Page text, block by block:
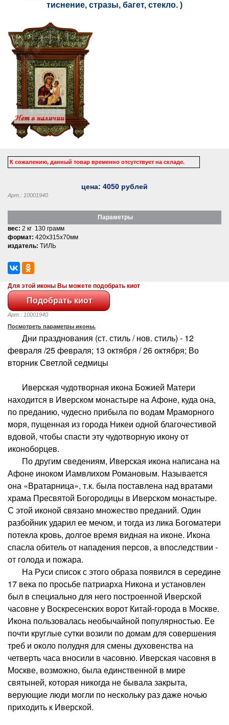
тиснение, стразы, багет, стекло. )
К сожалению, данный товар временно отсутствует на складе.
цена: 4050 рублей
Арт.: 10001940
Параметры
вес: 2 кг 130 грамм
формат: 420x315x70мм
издатель: ТИЛЬ
Для этой иконы Вы можете подобрать киот
Арт.: 10001940
Посмотреть параметры иконы.
Дни празднования (ст. стиль / нов. стиль) - 12
февраля /25 февраля; 13 октября / 26 октября; Во
вторник Светлой седмицы
Иверская чудотворная икона Божией Матери
находится в Иверском монастыре на Афоне, куда она,
по преданию, чудесно прибыла по водам Мраморного
моря, пущенная из города Никеи одной благочестивой
вдовой, чтобы спасти эту чудотворную икону от
иконоборцев.
По другим сведениям, Иверская икона написана на
Афоне иноком Иамвлихом Романовым. Называется
она «Вратарница», т.к. была поставлена над вратами
храма Пресвятой Богородицы в Иверском монастыре.
С этой иконой связано множество преданий. Один
разбойник ударил ее мечом, и тогда из лика Богоматери
потекла кровь, долгое время видная на иконе. Икона
спасла обитель от нападения персов, а впоследствии -
от голода и пожара.
На Руси список с этого образа появился в середине
17 века по просьбе патриарха Никона и установлен
был в специально для него построенной Иверской
часовне у Воскресенских ворот Китай-города в Москве.
Икона пользовалась необычайной популярностью. Ее
почти круглые сутки возили по домам для совершения
треб и около полудня для смены духовенства на
четверть часа вносили в часовню. Иверская часовня в
Москве, возможно, была единственной в мире
святыней, которая никогда не бывала закрыта,
верующие люди могли по нескольку раз даже ночью
приходить к Иверской.